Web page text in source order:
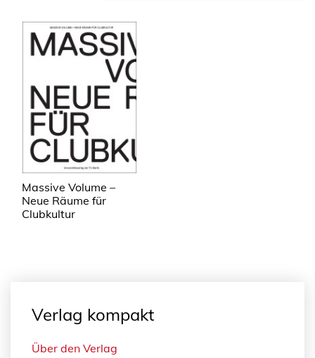
Massive Volume –
Neue Räume für
Clubkultur
Verlag kompakt
Über den Verlag